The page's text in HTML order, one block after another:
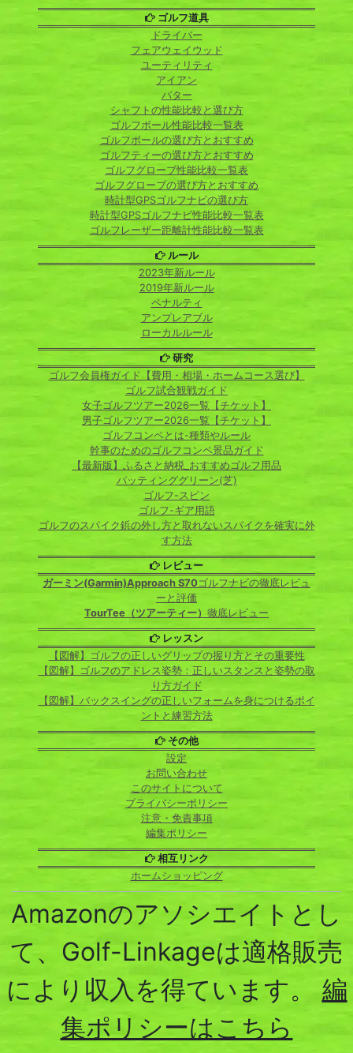
ゴルフ道具
ドライバー
フェアウェイウッド
ユーティリティ
アイアン
パター
シャフトの性能比較と選び方
ゴルフボール性能比較一覧表
ゴルフボールの選び方とおすすめ
ゴルフティーの選び方とおすすめ
ゴルフグローブ性能比較一覧表
ゴルフグローブの選び方とおすすめ
時計型GPSゴルフナビの選び方
時計型GPSゴルフナビ性能比較一覧表
ゴルフレーザー距離計性能比較一覧表
ルール
2023年新ルール
2019年新ルール
ペナルティ
アンプレアブル
ローカルルール
研究
ゴルフ会員権ガイド【費用・相場・ホームコース選び】
ゴルフ試合観戦ガイド
女子ゴルフツアー2026一覧【チケット】
男子ゴルフツアー2026一覧【チケット】
ゴルフコンペとは-種類やルール
幹事のためのゴルフコンペ景品ガイド
【最新版】ふるさと納税_おすすめゴルフ用品
パッティンググリーン(芝)
ゴルフ-スピン
ゴルフ-ギア用語
ゴルフのスパイク鋲の外し方と取れないスパイクを確実に外
す方法
レビュー
ガーミン(Garmin)Approach S70ゴルフナビの徹底レビュ
ーと評価
TourTee（ツアーティー） 徹底レビュー
レッスン
【図解】ゴルフの正しいグリップの握り方とその重要性
【図解】ゴルフのアドレス姿勢：正しいスタンスと姿勢の取
り方ガイド
【図解】バックスイングの正しいフォームを身につけるポイ
ントと練習方法
その他
設定
お問い合わせ
このサイトについて
プライバシーポリシー
注意・免責事項
編集ポリシー
相互リンク
ホームショッピング
Amazonのアソシエイトとし
て、Golf-Linkageは適格販売
により収入を得ています。 編
集ポリシーはこちら